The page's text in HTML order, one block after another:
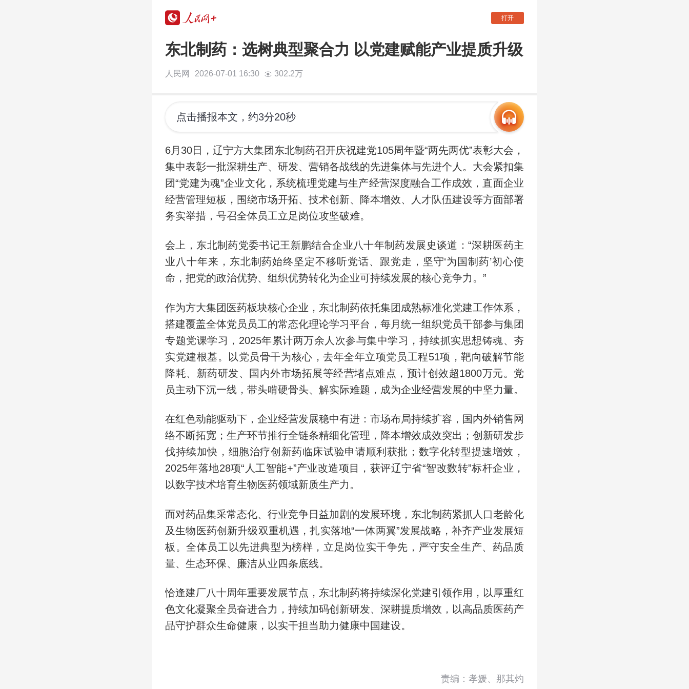
打开
东北制药：选树典型聚合力 以党建赋能产业提质升级
人民网 2026-07-01 16:30 302.2万
点击播报本文，约3分20秒
6月30日，辽宁方大集团东北制药召开庆祝建党105周年暨“两先两优”表彰大会，
集中表彰一批深耕生产、研发、营销各战线的先进集体与先进个人。大会紧扣集
团“党建为魂”企业文化，系统梳理党建与生产经营深度融合工作成效，直面企业
经营管理短板，围绕市场开拓、技术创新、降本增效、人才队伍建设等方面部署
务实举措，号召全体员工立足岗位攻坚破难。
会上，东北制药党委书记王新鹏结合企业八十年制药发展史谈道：“深耕医药主
业八十年来，东北制药始终坚定不移听党话、跟党走，坚守‘为国制药’初心使
命，把党的政治优势、组织优势转化为企业可持续发展的核心竞争力。”
作为方大集团医药板块核心企业，东北制药依托集团成熟标准化党建工作体系，
搭建覆盖全体党员员工的常态化理论学习平台，每月统一组织党员干部参与集团
专题党课学习，2025年累计两万余人次参与集中学习，持续抓实思想铸魂、夯
实党建根基。以党员骨干为核心，去年全年立项党员工程51项，靶向破解节能
降耗、新药研发、国内外市场拓展等经营堵点难点，预计创效超1800万元。党
员主动下沉一线，带头啃硬骨头、解实际难题，成为企业经营发展的中坚力量。
在红色动能驱动下，企业经营发展稳中有进：市场布局持续扩容，国内外销售网
络不断拓宽；生产环节推行全链条精细化管理，降本增效成效突出；创新研发步
伐持续加快，细胞治疗创新药临床试验申请顺利获批；数字化转型提速增效，
2025年落地28项“人工智能+”产业改造项目，获评辽宁省“智改数转”标杆企业，
以数字技术培育生物医药领域新质生产力。
面对药品集采常态化、行业竞争日益加剧的发展环境，东北制药紧抓人口老龄化
及生物医药创新升级双重机遇，扎实落地“一体两翼”发展战略，补齐产业发展短
板。全体员工以先进典型为榜样，立足岗位实干争先，严守安全生产、药品质
量、生态环保、廉洁从业四条底线。
恰逢建厂八十周年重要发展节点，东北制药将持续深化党建引领作用，以厚重红
色文化凝聚全员奋进合力，持续加码创新研发、深耕提质增效，以高品质医药产
品守护群众生命健康，以实干担当助力健康中国建设。
责编：孝媛、那其灼